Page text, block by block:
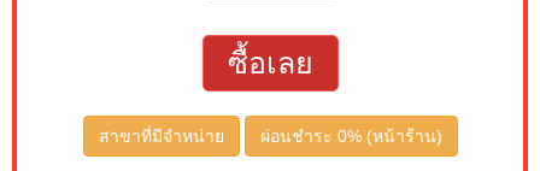
ซื้อเลย
สาขาที่มีจำหน่าย ผ่อนชำระ 0% (หน้าร้าน)